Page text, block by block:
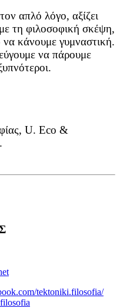
απλό λόγο, αξίζει
τη φιλοσοφική σκέψη,
κάνουμε γυμναστική.
να πάρουμε
U. Eco &
tektoniki.filosofia/